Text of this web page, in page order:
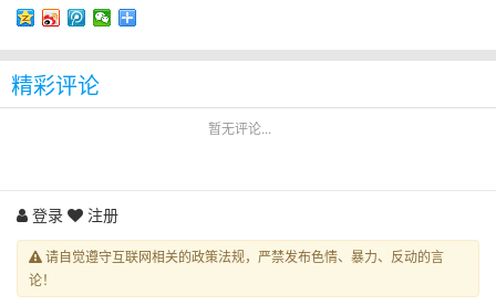
精彩评论
暂无评论...
登录 注册
请自觉遵守互联网相关的政策法规，严禁发布色情、暴力、反动的言
论！